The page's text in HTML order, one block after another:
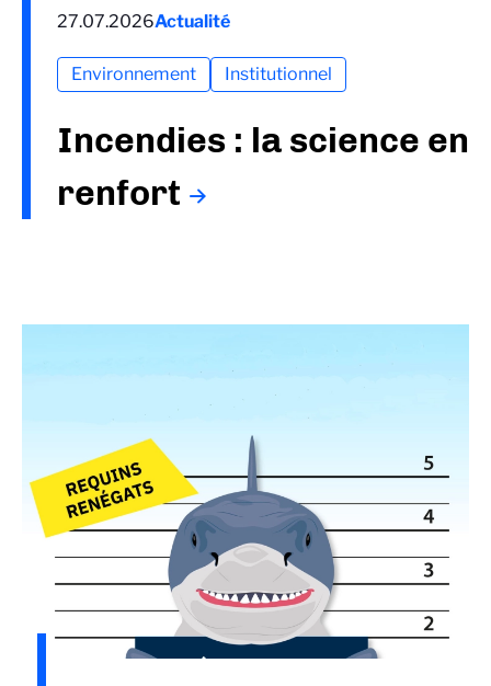
27.07.2026Actualité
Environnement Institutionnel
Incendies : la science en
renfort